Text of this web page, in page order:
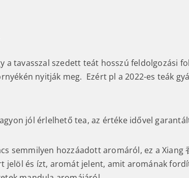
a tavasszal szedett teát hosszú feldolgozási
nyitják meg. Ezért pl a 2022-es teák
jól érlelhető tea, az értéke idővel
semmilyen hozzáadott aromáról, ez a Xiang
jelöl és ízt, aromát jelent, amit aromának